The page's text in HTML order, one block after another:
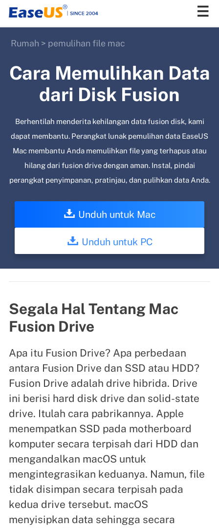
Rumah > pemulihan file mac
Cara Memulihkan Data
dari Disk Fusion
Berhentilah menderita kehilangan data fusion disk, kami
dapat membantu. Perangkat lunak pemulihan data EaseUS
Mac membantu Anda memulihkan file yang terhapus atau
hilang dari fusion drive dengan aman. Instal, pindai
perangkat penyimpanan, pratinjau, dan pulihkan data Anda.
Unduh untuk Mac
Unduh untuk PC
Segala Hal Tentang Mac
Fusion Drive
Apa itu Fusion Drive? Apa perbedaan
antara Fusion Drive dan SSD atau HDD?
Fusion Drive adalah drive hibrida. Drive
ini berisi hard disk drive dan solid-state
drive. Itulah cara pabrikannya. Apple
menempatkan SSD pada motherboard
komputer secara terpisah dari HDD dan
mengandalkan macOS untuk
mengintegrasikan keduanya. Namun, file
tidak disimpan secara terpisah pada
kedua drive tersebut. macOS
menyisipkan data sehingga secara